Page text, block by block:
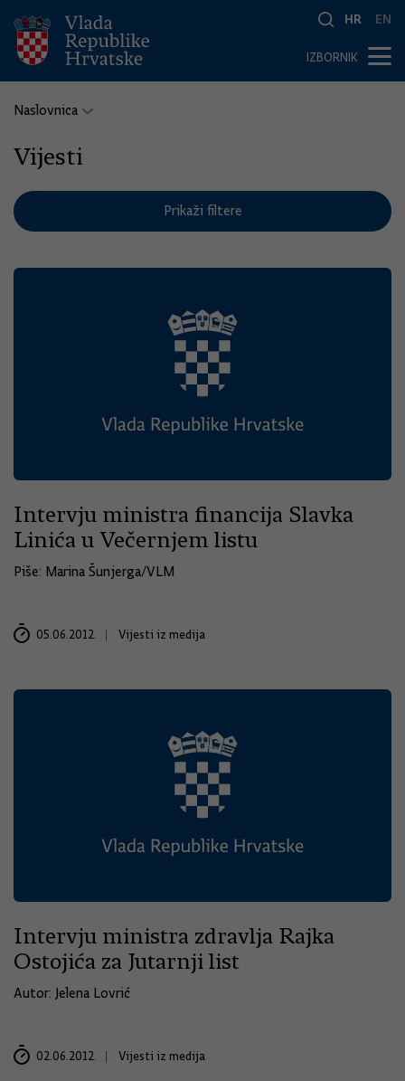
HR EN
IZBORNIK
Naslovnica
Vijesti
Prikaži filtere
Intervju ministra financija Slavka
Linića u Večernjem listu
Piše: Marina Šunjerga/VLM
05.06.2012. Vijesti iz medija
Intervju ministra zdravlja Rajka
Ostojića za Jutarnji list
Autor: Jelena Lovrić
02.06.2012. Vijesti iz medija